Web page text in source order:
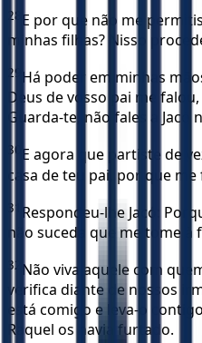
28 E por que não me
minhas filhas? Nisso
29 Há poder em minhas
Deus de vosso pai me
Guarda-te, não fales a Jacó
30 E agora que partiste de
casa de teu pai, por que me
31
Respondeu-lhe Jacó:
não suceda que me tome à
32 Não viva aquele com
verifica diante de nossos
está comigo e leva-o
Raquel os havia furtado.